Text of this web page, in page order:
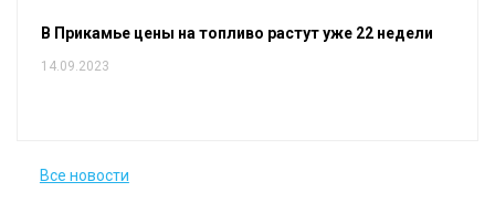
В Прикамье цены на топливо растут уже 22 недели
14.09.2023
Все новости